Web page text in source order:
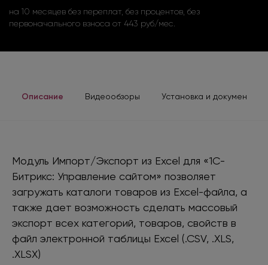
на 10 месяцев без переплат, без процентов, без
первоначального взноса от 443 руб/мес.
Описание Видеообзоры Установка и
Модуль Импорт/Экспорт из Excel для «1С-
Битрикс: Управление сайтом» позволяет
загружать каталоги товаров из Excel-файла, а
также дает возможность сделать массовый
экспорт всех категорий, товаров, свойств в
файл электронной таблицы Excel (.CSV, .XLS,
.XLSX)